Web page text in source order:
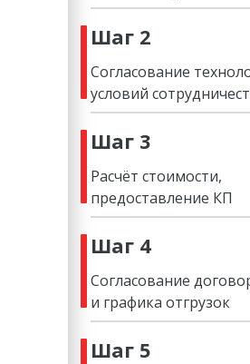
Шаг 2
Согласование
условий
Шаг 3
Расчёт стоимости,
предоставление КП
Шаг 4
Согласование
и графика отгрузок
Шаг 5